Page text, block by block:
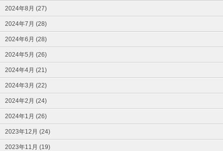
2024年8月 (27)
2024年7月 (28)
2024年6月 (28)
2024年5月 (26)
2024年4月 (21)
2024年3月 (22)
2024年2月 (24)
2024年1月 (26)
2023年12月 (24)
2023年11月 (19)